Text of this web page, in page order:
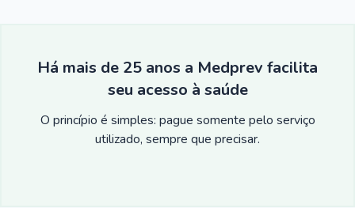
Há mais de 25 anos a Medprev facilita
seu acesso à saúde
O princípio é simples: pague somente pelo serviço
utilizado, sempre que precisar.